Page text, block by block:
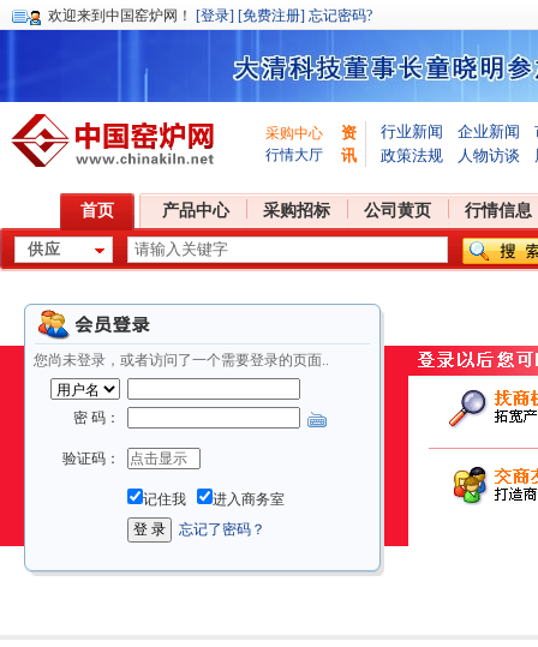
欢迎来到中国窑炉网！ [登录] [免费注册] 忘记密码?
采购中心
行情大厅
资
讯
行业新闻 企业新闻
政策法规
人物访谈
首页 产品中心 采购招标 公司黄页 行情信息
您尚未登录，或者访问了一个需要登录的页面..
密 码：
验证码：
记住我
进入商务室
忘记了密码？